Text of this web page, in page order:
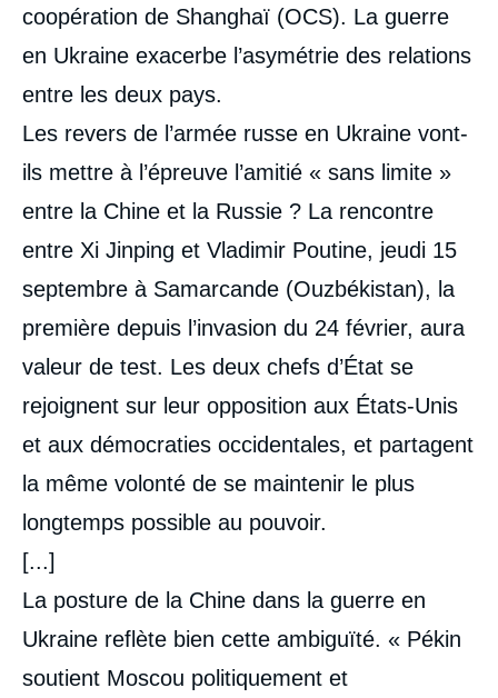
coopération de Shanghaï (OCS). La guerre
en Ukraine exacerbe l’asymétrie des relations
entre les deux pays.
Les revers de l’armée russe en Ukraine vont-
ils mettre à l’épreuve l’amitié « sans limite »
entre la Chine et la Russie ? La rencontre
entre Xi Jinping et Vladimir Poutine, jeudi 15
septembre à Samarcande (Ouzbékistan), la
première depuis l’invasion du 24 février, aura
valeur de test. Les deux chefs d’État se
rejoignent sur leur opposition aux États-Unis
et aux démocraties occidentales, et partagent
la même volonté de se maintenir le plus
longtemps possible au pouvoir.
[...]
La posture de la Chine dans la guerre en
Ukraine reflète bien cette ambiguïté. « Pékin
soutient Moscou politiquement et